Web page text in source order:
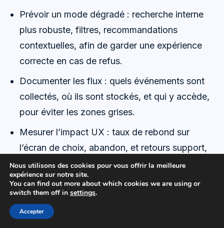
Prévoir un mode dégradé : recherche interne
plus robuste, filtres, recommandations
contextuelles, afin de garder une expérience
correcte en cas de refus.
Documenter les flux : quels événements sont
collectés, où ils sont stockés, et qui y accède,
pour éviter les zones grises.
Mesurer l’impact UX : taux de rebond sur
l’écran de choix, abandon, et retours support,
afin d’ajuster le design sans manipuler.
Outiller la gestion : une page de réglages
accessible, et un lien stable vers des outils de
confidentialité pour la maintenance.
Nous utilisons des cookies pour vous offrir la meilleure
expérience sur notre site.
You can find out more about which cookies we are using or
switch them off in settings.
Accepter